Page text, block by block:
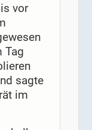
vor
Tag
sagte
im